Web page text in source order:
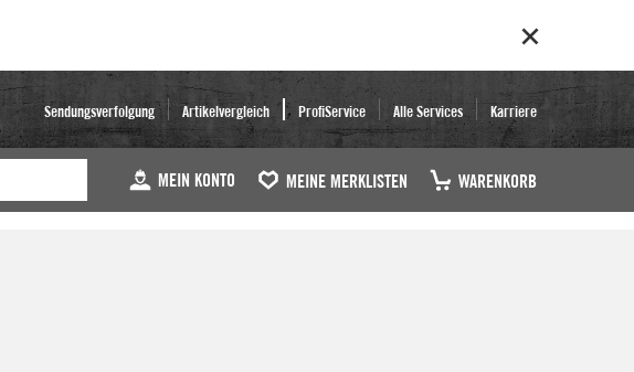
Sendungsverfolgung Artikelvergleich ProfiService Alle Services Karriere
MEIN KONTO MEINE MERKLISTEN WARENKORB